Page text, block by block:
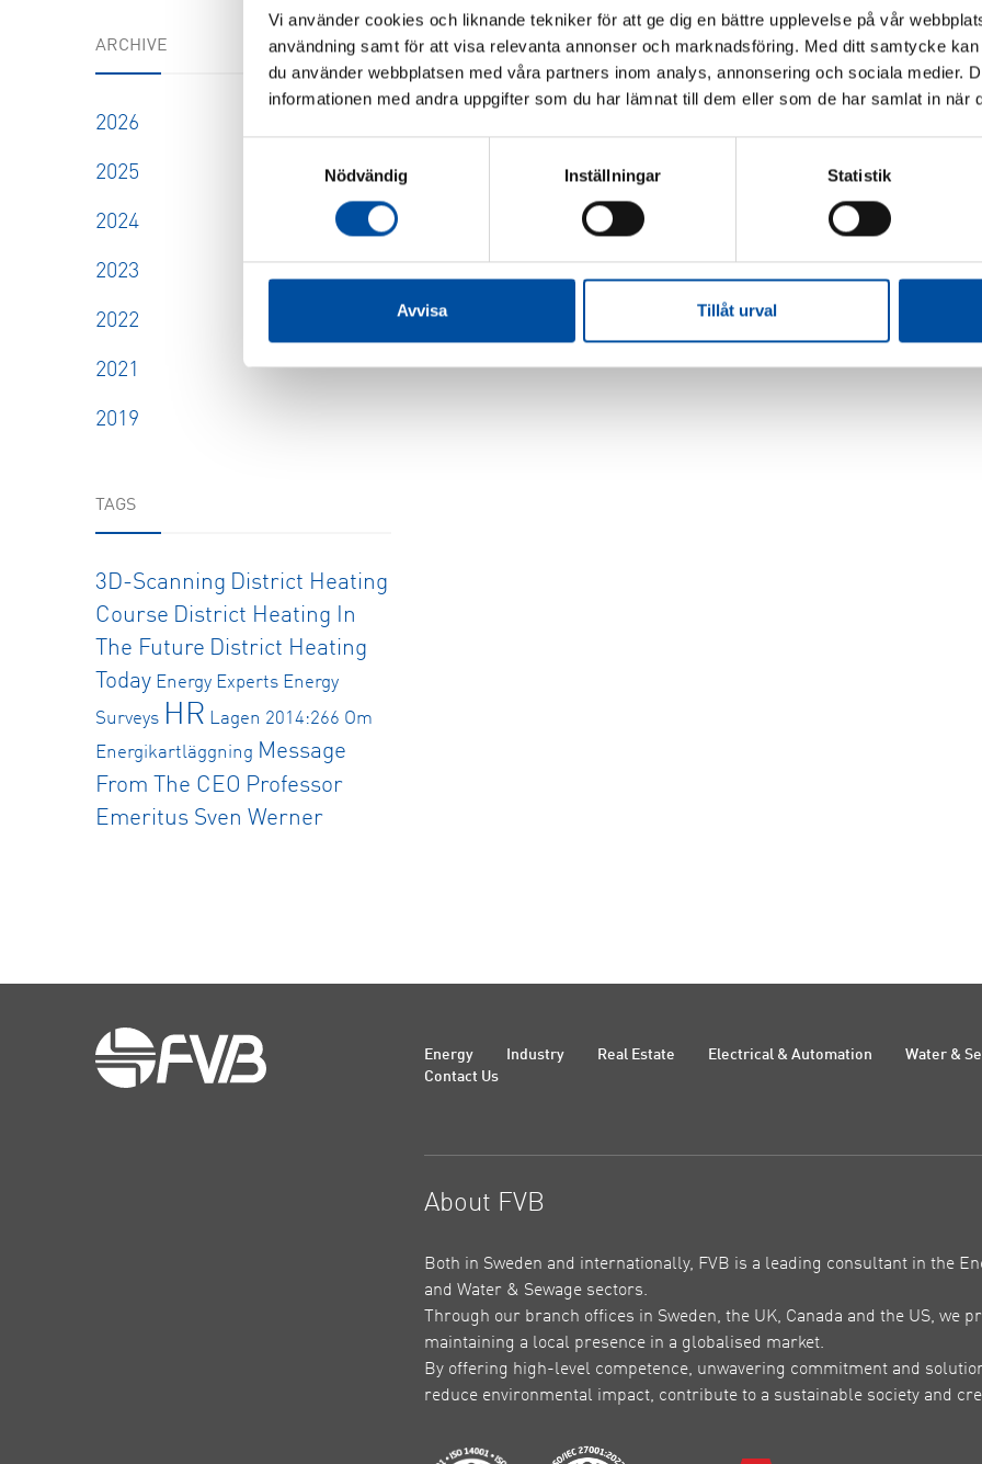
Vi använder cookies och liknande tekniker för att ge dig en bättre upplevelse på vår
användning samt för att visa relevanta annonser och marknadsföring. Med ditt samtycke
du använder webbplatsen med våra partners inom analys, annonsering och sociala medier.
informationen med andra uppgifter som du har lämnat till dem eller som de har samlat in när
Nödvändig
Inställningar Statistik
Avvisa Tillåt urval
ARCHIVE
2026
2025
2024
2023
2022
2021
2019
TAGS
3D-Scanning District Heating
Course District Heating In
The Future District Heating
Today Energy Experts Energy
Surveys HR Lagen 2014:266 Om
Energikartläggning Message
From The CEO Professor
Emeritus Sven Werner
Energy Industry Real Estate Electrical & Automation
Water &
Contact Us
About FVB
Both in Sweden and internationally, FVB is a leading consultant in the
and Water & Sewage sectors.
Through our branch offices in Sweden, the UK, Canada and the US, we
maintaining a local presence in a globalised market.
By offering high-level competence, unwavering commitment and
reduce environmental impact, contribute to a sustainable society and